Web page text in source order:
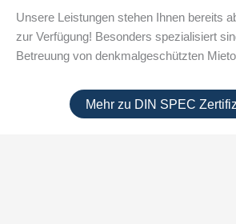
Unsere Leistungen stehen Ihnen bereits
zur Verfügung! Besonders spezialisiert
Betreuung von denkmalgeschützten
Mehr zu DIN SPEC